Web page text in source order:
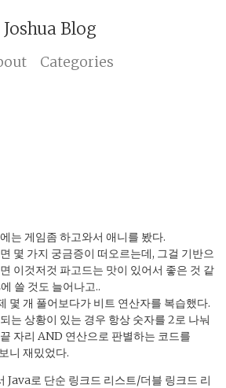
Joshua Blog
Categories
는 게임좀 하고와서 애니를 봤다.
몇 가지 궁금증이 떠오르는데, 그걸 기반으
이것저것 파고드는 맛이 있어서 좋은 것 같
쓸 것도 늘어나고..
몇 개 풀어보다가 비트 연산자를 복습했다.
는 상황이 있는 경우 항상 숫자를 2로 나눠
자리 AND 연산으로 판별하는 코드를
니 재밌었다.
로 단순 링크드 리스트/더블 링크드 리